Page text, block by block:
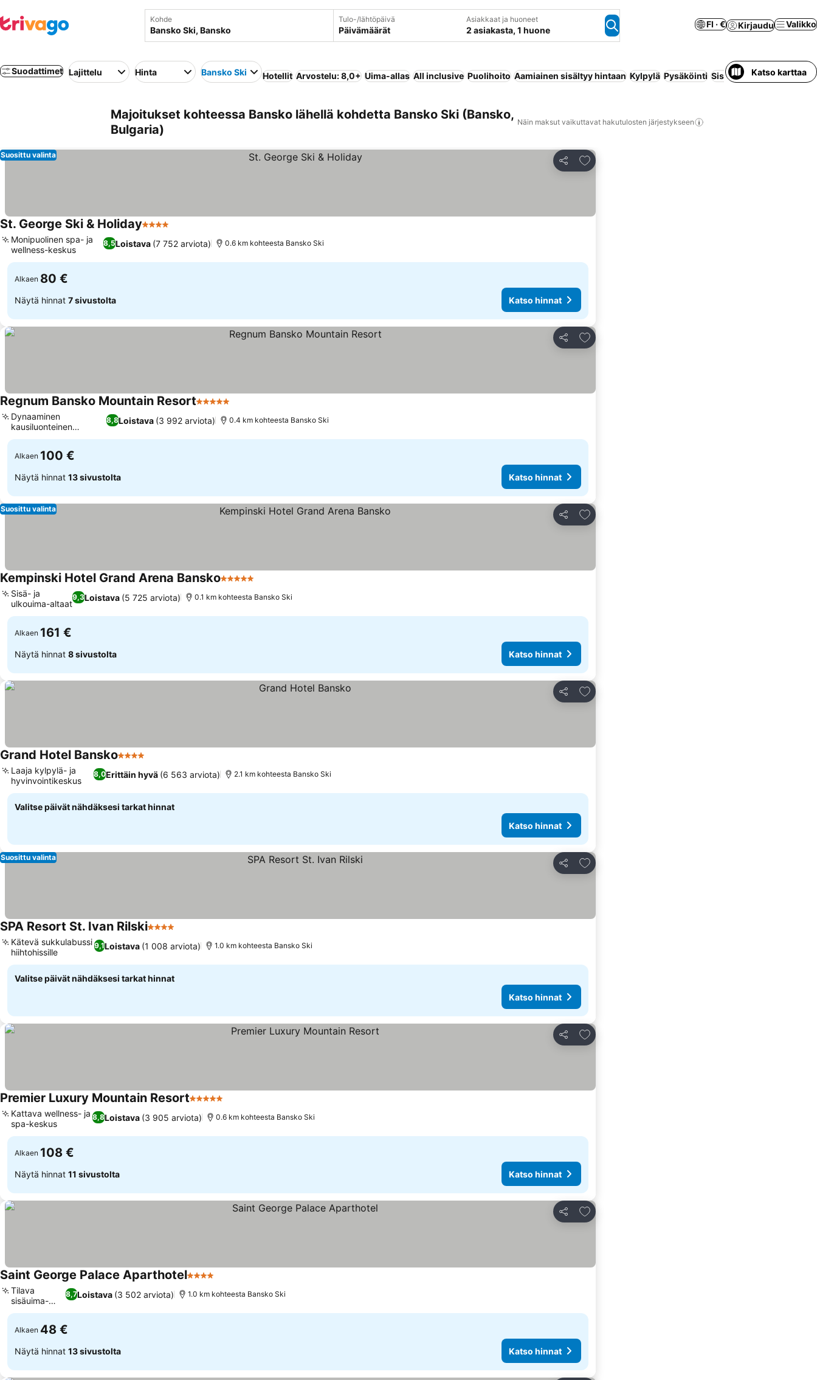
Kohde Tulo-/lähtöpäivä
Päivämäärät
Asiakkaat ja huoneet
2 asiakasta, 1 huone
FI · € Kirjaudu Valikko
Suodattimet Lajittelu Hinta Bansko Ski Hotellit Arvostelu: 8,0+ Uima-allas All inclusive Puolihoito Aamiainen sisältyy hintaan Kylpylä Pysäköinti Sisäuima-allasKatso karttaa
Majoitukset kohteessa Bansko lähellä kohdetta Bansko Ski (Bansko,
Bulgaria)
Näin maksut vaikuttavat hakutulosten järjestykseen
Jaa
Lisää suosikkeihin
Suosittu valinta
St. George Ski & Holiday4 Tähtiluokitus
8,5Loistava (7 752 arviota)
Monipuolinen spa- ja
wellness-keskus
0.6 km kohteesta Bansko Ski
Alkaen 80 €
Näytä hinnat 7 sivustolta Katso hinnat
Jaa
Lisää suosikkeihin
Regnum Bansko Mountain Resort5 Tähtiluokitus
8,8Loistava (3 992 arviota)
Dynaaminen
kausiluonteinen
vesipuisto
0.4 km kohteesta Bansko Ski
Alkaen 100 €
Näytä hinnat 13 sivustolta Katso hinnat
Jaa
Lisää suosikkeihin
Suosittu valinta
Kempinski Hotel Grand Arena Bansko5 Tähtiluokitus
9,3Loistava (5 725 arviota)
Sisä- ja
ulkouima-altaat
0.1 km kohteesta Bansko Ski
Alkaen 161 €
Näytä hinnat 8 sivustolta Katso hinnat
Jaa
Lisää suosikkeihin
Grand Hotel Bansko4 Tähtiluokitus
8,0Erittäin hyvä (6 563 arviota)
Laaja kylpylä- ja
hyvinvointikeskus
2.1 km kohteesta Bansko Ski
Valitse päivät nähdäksesi tarkat hinnat
Katso hinnat
Jaa
Lisää suosikkeihin
Suosittu valinta
SPA Resort St. Ivan Rilski4 Tähtiluokitus
9,1Loistava (1 008 arviota)
Kätevä sukkulabussi
hiihtohissille
1.0 km kohteesta Bansko Ski
Valitse päivät nähdäksesi tarkat hinnat
Katso hinnat
Jaa
Lisää suosikkeihin
Premier Luxury Mountain Resort5 Tähtiluokitus
8,8Loistava (3 905 arviota)
Kattava wellness- ja
spa-keskus
0.6 km kohteesta Bansko Ski
Alkaen 108 €
Näytä hinnat 11 sivustolta Katso hinnat
Jaa
Lisää suosikkeihin
Saint George Palace Aparthotel4 Tähtiluokitus
8,7Loistava (3 502 arviota)
Tilava
sisäuima-
allas
1.0 km kohteesta Bansko Ski
Alkaen 48 €
Näytä hinnat 13 sivustolta Katso hinnat